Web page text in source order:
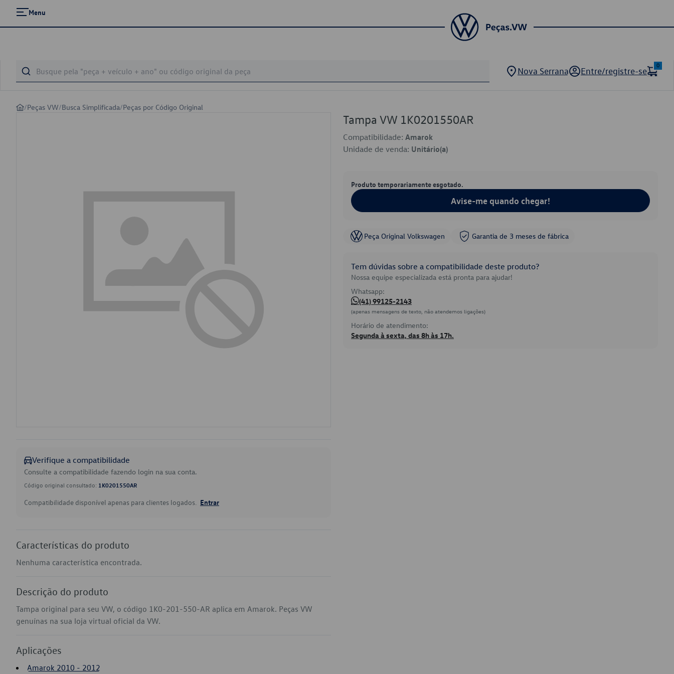
Menu
Nova Serrana Entre/registre-se
0
/Peças VW/Busca Simplificada/Peças por Código Original
Verifique a compatibilidade
Consulte a compatibilidade fazendo login na sua conta.
Código original consultado: 1K0201550AR
Compatibilidade disponível apenas para clientes logados. Entrar
Características do produto
Nenhuma característica encontrada.
Descrição do produto
Tampa original para seu VW, o código 1K0-201-550-AR aplica em Amarok. Peças VW
genuínas na sua loja virtual oficial da VW.
Aplicações
Amarok 2010 - 2012
Tampa VW 1K0201550AR
Compatibilidade: Amarok
Unidade de venda: Unitário(a)
Produto temporariamente esgotado.
Avise-me quando chegar!
Peça Original Volkswagen Garantia de 3 meses de fábrica
Tem dúvidas sobre a compatibilidade deste produto?
Nossa equipe especializada está pronta para ajudar!
Whatsapp:
(41) 99125-2143
(apenas mensagens de texto, não atendemos ligações)
Horário de atendimento:
Segunda à sexta, das 8h às 17h.